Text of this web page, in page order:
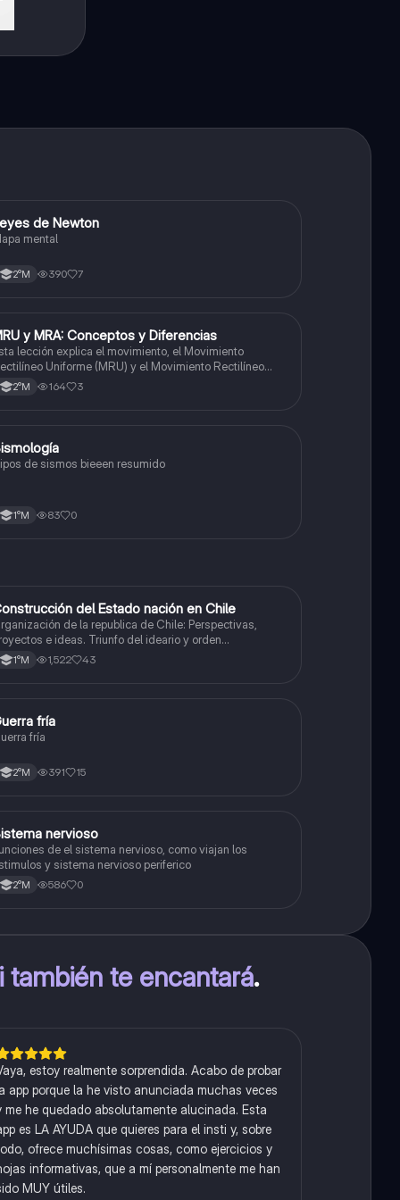
Física de Newton
mental
2°M 390 7
Físicay MRA: Conceptos y Diferencias
lección explica el movimiento, el Movimiento
Uniforme (MRU) y el Movimiento Rectilíneo
Acelerado (MRA), incluyendo sus características y
diferencias.
2°M 164 3
Física
de sismos bieeen resumido
1°M 83 0
Historia del Estado nación en Chile
de la republica de Chile: Perspectivas,
e ideas. Triunfo del ideario y orden
conservador. Constitución de 1833. "Era Portaliana"
1°M 1,522 43
Historiafría
fría
2°M 391 15
Biología nervioso
de el sistema nervioso, como viajan los
y sistema nervioso periferico
2°M 586 0
también te encantará.
estoy realmente sorprendida. Acabo de probar
app porque la he visto anunciada muchas veces
me he quedado absolutamente alucinada. Esta
es LA AYUDA que quieres para el insti y, sobre
ofrece muchísimas cosas, como ejercicios y
informativas, que a mí personalmente me han
MUY útiles.